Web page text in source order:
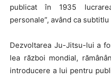
publicat în 1935
personale”, având ca subtitlu
Dezvoltarea Ju-Jitsu-lui a
lea război mondial,
introducere a lui pentru